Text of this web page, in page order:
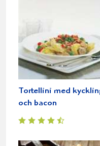
Tortellini med
och bacon